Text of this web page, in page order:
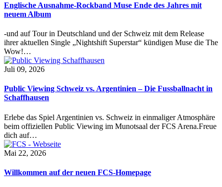
Englische Ausnahme-Rockband Muse Ende des Jahres mit
neuem Album
-und auf Tour in Deutschland und der Schweiz mit dem Release
ihrer aktuellen Single „Nightshift Superstar“ kündigen Muse die The
Wow!…
Juli 09, 2026
Public Viewing Schweiz vs. Argentinien – Die Fussballnacht in
Schaffhausen
Erlebe das Spiel Argentinien vs. Schweiz in einmaliger Atmosphäre
beim offiziellen Public Viewing im Munotsaal der FCS Arena.Freue
dich auf…
Mai 22, 2026
Willkommen auf der neuen FCS-Homepage